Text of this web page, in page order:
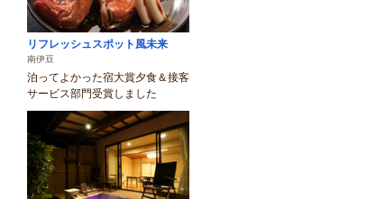
リフレッシュスポット風未来
南伊豆
泊ってよかった宿大賞夕食＆接客
サービス部門受賞しました